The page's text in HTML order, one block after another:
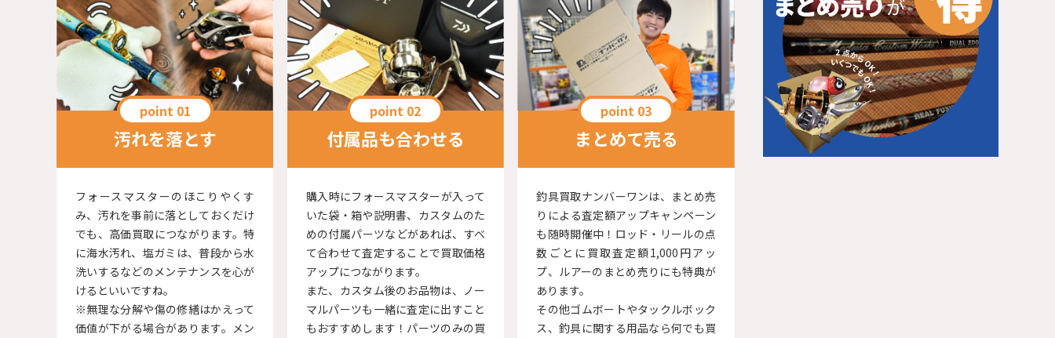
汚れを落とす
フォースマスターのほこりやくす
み、汚れを事前に落としておくだけ
でも、高価買取につながります。特
に海水汚れ、塩ガミは、普段から水
洗いするなどのメンテナンスを心が
けるといいですね。
※無理な分解や傷の修繕はかえって
価値が下がる場合があります。メン
付属品も合わせる
購入時にフォースマスターが入って
いた袋・箱や説明書、カスタムのた
めの付属パーツなどがあれば、すべ
て合わせて査定することで買取価格
アップにつながります。
また、カスタム後のお品物は、ノー
マルパーツも一緒に査定に出すこと
もおすすめします！パーツのみの買
まとめて売る
釣具買取ナンバーワンは、まとめ売
りによる査定額アップキャンペーン
も随時開催中！ロッド・リールの点
数ごとに買取査定額1,000円アッ
プ、ルアーのまとめ売りにも特典が
あります。
その他ゴムボートやタックルボック
ス、釣具に関する用品なら何でも買